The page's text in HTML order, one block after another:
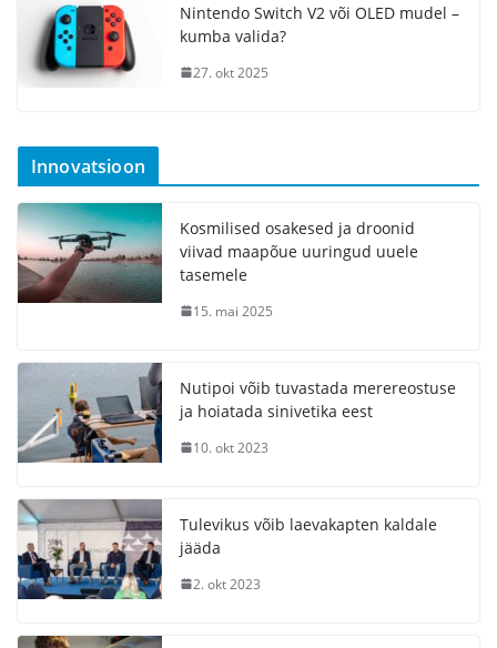
Nintendo Switch V2 või OLED mudel –
kumba valida?
27. okt 2025
Innovatsioon
Kosmilised osakesed ja droonid
viivad maapõue uuringud uuele
tasemele
15. mai 2025
Nutipoi võib tuvastada merereostuse
ja hoiatada sinivetika eest
10. okt 2023
Tulevikus võib laevakapten kaldale
jääda
2. okt 2023